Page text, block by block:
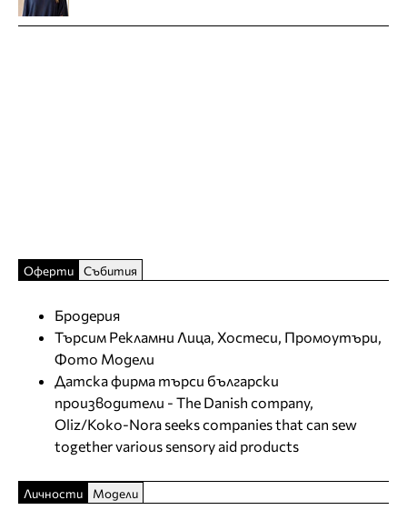
Оферти Събития
Бродерия
Търсим Рекламни Лица, Хостеси, Промоутъри,
Фото Модели
Датска фирма търси български
производители - The Danish company,
Oliz/Koko-Nora seeks companies that can sew
together various sensory aid products
Личности Модели